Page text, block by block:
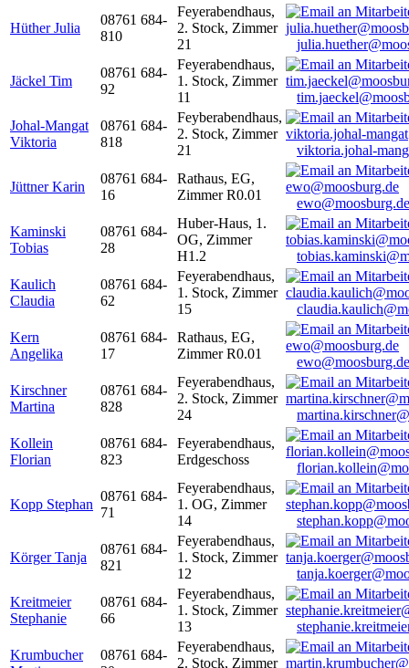
Hüther Julia
08761 684-
810
Feyerabendhaus,
2. Stock, Zimmer
21
Jäckel Tim
08761 684-
92
Feyerabendhaus,
1. Stock, Zimmer
11
Johal-Mangat
Viktoria
08761 684-
818
Feyberabendhaus,
2. Stock, Zimmer
21
viktoria.johal-
Jüttner Karin
08761 684-
16
Rathaus, EG,
Zimmer R0.01
ewo@moosburg.de
Kaminski
Tobias
08761 684-
28
Huber-Haus, 1.
OG, Zimmer
H1.2
Kaulich
Claudia
08761 684-
62
Feyerabendhaus,
1. Stock, Zimmer
15
Kern
Angelika
08761 684-
17
Rathaus, EG,
Zimmer R0.01
ewo@moosburg.de
Kirschner
Martina
08761 684-
828
Feyerabendhaus,
2. Stock, Zimmer
24
Kollein
Florian
08761 684-
823
Feyerabendhaus,
Erdgeschoss
Kopp Stephan
08761 684-
71
Feyerabendhaus,
1. OG, Zimmer
14
Körger Tanja
08761 684-
821
Feyerabendhaus,
1. Stock, Zimmer
12
Kreitmeier
Stephanie
08761 684-
66
Feyerabendhaus,
1. Stock, Zimmer
13
Krumbucher
08761 684-
Feyerabendhaus,
2. Stock, Zimmer